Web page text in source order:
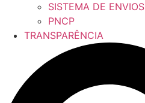
SISTEMA DE ENVIOS
PNCP
TRANSPARÊNCIA